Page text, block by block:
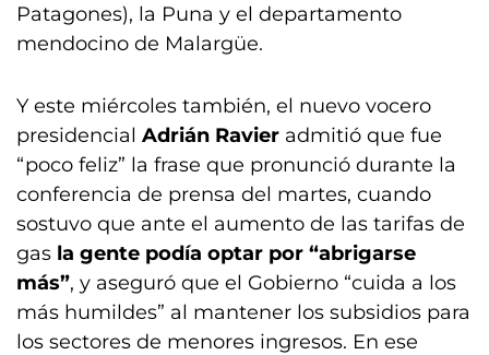
Patagones), la Puna y el departamento
mendocino de Malargüe.
Y este miércoles también, el nuevo vocero
presidencial Adrián Ravier admitió que fue
“poco feliz” la frase que pronunció durante la
conferencia de prensa del martes, cuando
sostuvo que ante el aumento de las tarifas de
gas la gente podía optar por “abrigarse
más”, y aseguró que el Gobierno “cuida a los
más humildes” al mantener los subsidios para
los sectores de menores ingresos. En ese